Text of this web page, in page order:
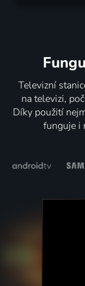
Televizní
na televizi,
Díky použití
funguje i